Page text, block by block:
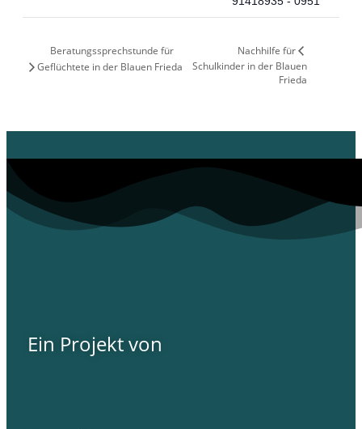
Nachhilfe für
Schulkinder in der Blauen
Frieda
Beratungssprechstunde für
Geflüchtete in der Blauen Frieda
Ein Projekt von